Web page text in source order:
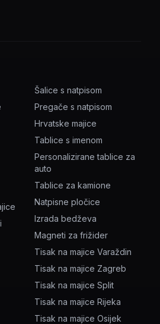
Šalice s natpisom
Pregače s natpisom
Hrvatske majice
Tablice s imenom
Personalizirane tablice za
auto
Tablice za kamione
Natpisne pločice
Izrada bedževa
Magneti za frižider
Tisak na majice Varaždin
Tisak na majice Zagreb
Tisak na majice Split
Tisak na majice Rijeka
Tisak na majice Osijek